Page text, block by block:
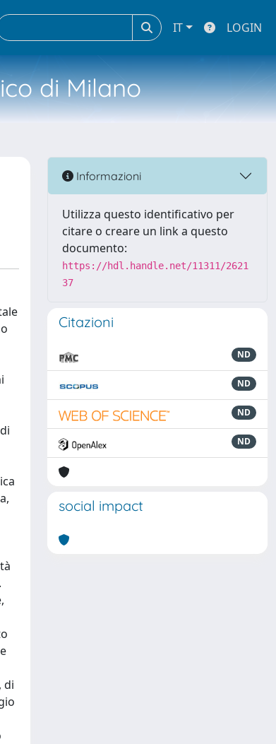
IT LOGIN
di Milano
di
Informazioni
Utilizza questo identificativo per
citare o creare un link a questo
documento:
https://hdl.handle.net/11311/2621
37
Citazioni
ND
ND
ND
ND
social impact